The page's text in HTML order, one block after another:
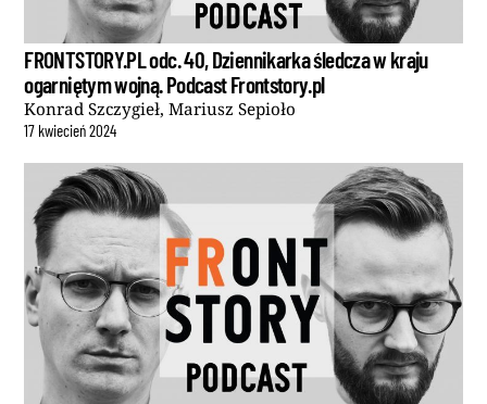
FRONTSTORY.PL odc. 40, Dziennikarka śledcza w kraju
ogarniętym wojną. Podcast Frontstory.pl
Konrad Szczygieł, Mariusz Sepioło
17 kwiecień2024